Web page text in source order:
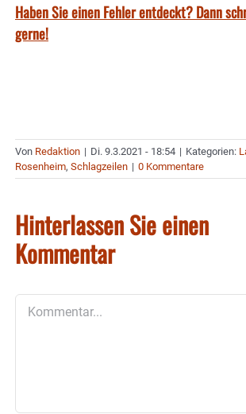
Haben Sie einen Fehler entdeckt? Dann
gerne!
Von Redaktion | Di. 9.3.2021 - 18:54 | Kategorien:
Rosenheim, Schlagzeilen | 0 Kommentare
Hinterlassen Sie einen
Kommentar